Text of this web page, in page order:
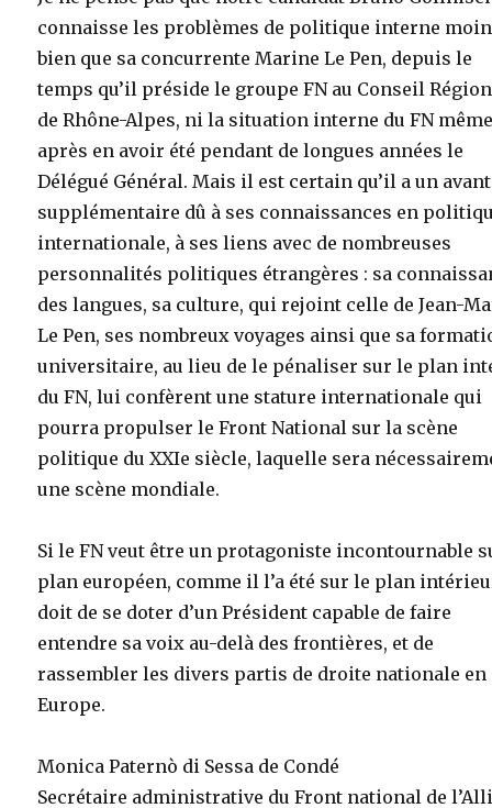
connaisse les problèmes de politique interne
bien que sa concurrente Marine Le Pen, depuis le
temps qu’il préside le groupe FN au Conseil
de Rhône-Alpes, ni la situation interne du FN
après en avoir été pendant de longues années le
Délégué Général. Mais il est certain qu’il a un
supplémentaire dû à ses connaissances en
internationale, à ses liens avec de nombreuses
personnalités politiques étrangères : sa
des langues, sa culture, qui rejoint celle de Jean-
Le Pen, ses nombreux voyages ainsi que sa
universitaire, au lieu de le pénaliser sur le plan
du FN, lui confèrent une stature internationale qui
pourra propulser le Front National sur la scène
politique du XXIe siècle, laquelle sera
une scène mondiale.
Si le FN veut être un protagoniste incontournable
plan européen, comme il l’a été sur le plan
doit de se doter d’un Président capable de faire
entendre sa voix au-delà des frontières, et de
rassembler les divers partis de droite nationale en
Europe.
Monica Paternò di Sessa de Condé
Secrétaire administrative du Front national de